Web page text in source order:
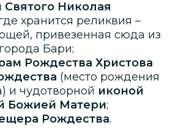
Святого Николая
хранится реликвия –
привезенная сюда из
Бари;
Рождества Христова
(место рождения
и чудотворной иконой
Божией Матери;
Рождества.